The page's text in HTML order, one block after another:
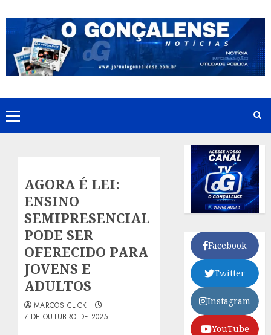
to
content
Primary
Menu
AGORA É LEI:
ENSINO
SEMIPRESENCIAL
PODE SER
OFERECIDO PARA
JOVENS E
ADULTOS
MARCOS CLICK
7 DE OUTUBRO DE 2025
Facebook
Twitter
Instagram
YouTube